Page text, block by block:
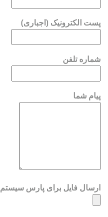
پست الکترونیک (اجباری)
شماره تلفن
پیام شما
ارسال فایل برای پارس سیستم